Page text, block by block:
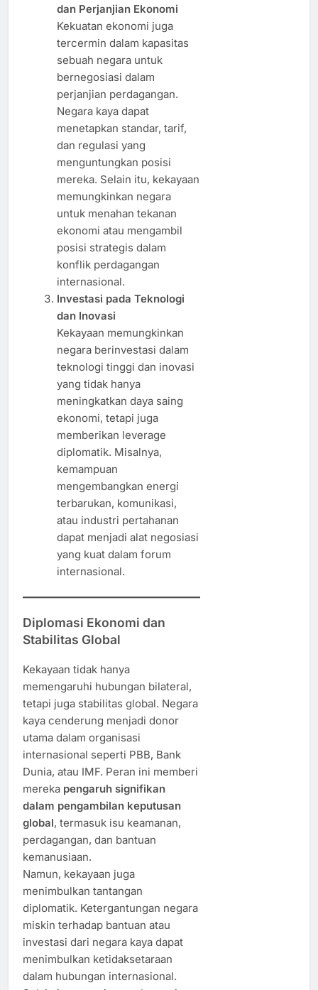
dan Perjanjian Ekonomi
Kekuatan ekonomi juga
tercermin dalam kapasitas
sebuah negara untuk
bernegosiasi dalam
perjanjian perdagangan.
Negara kaya dapat
menetapkan standar, tarif,
dan regulasi yang
menguntungkan posisi
mereka. Selain itu, kekayaan
memungkinkan negara
untuk menahan tekanan
ekonomi atau mengambil
posisi strategis dalam
konflik perdagangan
internasional.
Investasi pada Teknologi
dan Inovasi
Kekayaan memungkinkan
negara berinvestasi dalam
teknologi tinggi dan inovasi
yang tidak hanya
meningkatkan daya saing
ekonomi, tetapi juga
memberikan leverage
diplomatik. Misalnya,
kemampuan
mengembangkan energi
terbarukan, komunikasi,
atau industri pertahanan
dapat menjadi alat negosiasi
yang kuat dalam forum
internasional.
Diplomasi Ekonomi dan
Stabilitas Global
Kekayaan tidak hanya
memengaruhi hubungan bilateral,
tetapi juga stabilitas global. Negara
kaya cenderung menjadi donor
utama dalam organisasi
internasional seperti PBB, Bank
Dunia, atau IMF. Peran ini memberi
mereka pengaruh signifikan
dalam pengambilan keputusan
global, termasuk isu keamanan,
perdagangan, dan bantuan
kemanusiaan.
Namun, kekayaan juga
menimbulkan tantangan
diplomatik. Ketergantungan negara
miskin terhadap bantuan atau
investasi dari negara kaya dapat
menimbulkan ketidaksetaraan
dalam hubungan internasional.